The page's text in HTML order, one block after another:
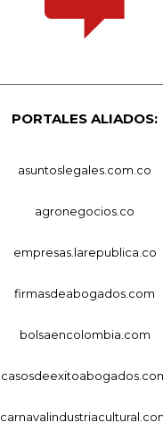
PORTALES ALIADOS:
asuntoslegales.com.co
agronegocios.co
empresas.larepublica.co
firmasdeabogados.com
bolsaencolombia.com